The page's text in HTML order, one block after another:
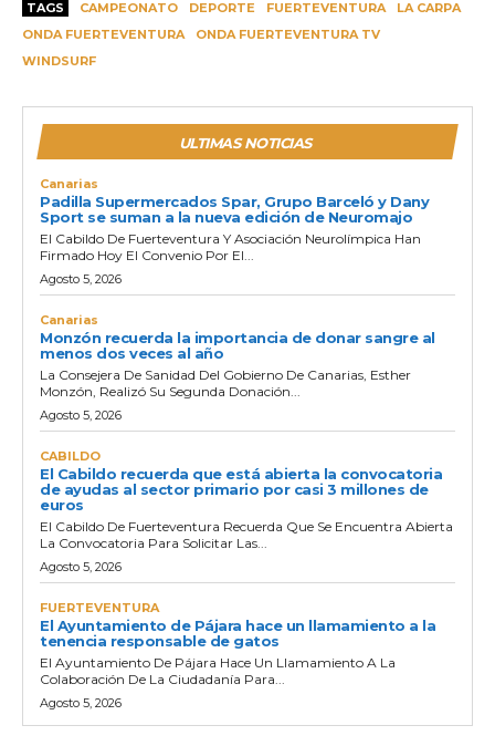
TAGS CAMPEONATO DEPORTE FUERTEVENTURA
LA CARPA
ONDA FUERTEVENTURA
ONDA FUERTEVENTURA TV
WINDSURF
ULTIMAS NOTICIAS
Canarias
Padilla Supermercados Spar, Grupo Barceló y Dany
Sport se suman a la nueva edición de Neuromajo
El Cabildo De Fuerteventura Y Asociación Neurolímpica Han
Firmado Hoy El Convenio Por El...
Agosto 5, 2026
Canarias
Monzón recuerda la importancia de donar sangre al
menos dos veces al año
La Consejera De Sanidad Del Gobierno De Canarias, Esther
Monzón, Realizó Su Segunda Donación...
Agosto 5, 2026
CABILDO
El Cabildo recuerda que está abierta la convocatoria
de ayudas al sector primario por casi 3 millones de
euros
El Cabildo De Fuerteventura Recuerda Que Se Encuentra Abierta
La Convocatoria Para Solicitar Las...
Agosto 5, 2026
FUERTEVENTURA
El Ayuntamiento de Pájara hace un llamamiento a la
tenencia responsable de gatos
El Ayuntamiento De Pájara Hace Un Llamamiento A La
Colaboración De La Ciudadanía Para...
Agosto 5, 2026